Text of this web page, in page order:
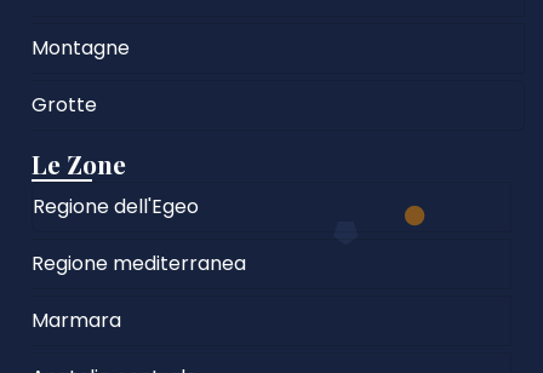
Montagne
Grotte
Le Zone
Regione dell'Egeo
Regione mediterranea
Marmara